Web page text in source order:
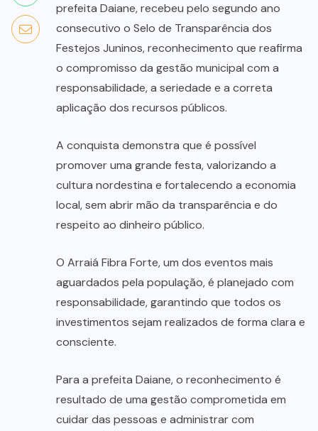
prefeita Daiane, recebeu pelo segundo ano
consecutivo o Selo de Transparência dos
Festejos Juninos, reconhecimento que reafirma
o compromisso da gestão municipal com a
responsabilidade, a seriedade e a correta
aplicação dos recursos públicos.
A conquista demonstra que é possível
promover uma grande festa, valorizando a
cultura nordestina e fortalecendo a economia
local, sem abrir mão da transparência e do
respeito ao dinheiro público.
O Arraiá Fibra Forte, um dos eventos mais
aguardados pela população, é planejado com
responsabilidade, garantindo que todos os
investimentos sejam realizados de forma clara e
consciente.
Para a prefeita Daiane, o reconhecimento é
resultado de uma gestão comprometida em
cuidar das pessoas e administrar com